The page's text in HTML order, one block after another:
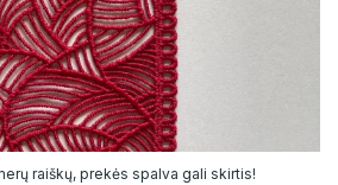
raiškų, prekės spalva gali skirtis!